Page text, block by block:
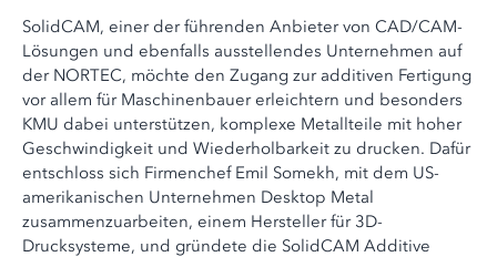
SolidCAM, einer der führenden Anbieter von CAD/CAM-
Lösungen und ebenfalls ausstellendes Unternehmen auf
der NORTEC, möchte den Zugang zur additiven Fertigung
vor allem für Maschinenbauer erleichtern und besonders
KMU dabei unterstützen, komplexe Metallteile mit hoher
Geschwindigkeit und Wiederholbarkeit zu drucken. Dafür
entschloss sich Firmenchef Emil Somekh, mit dem US-
amerikanischen Unternehmen Desktop Metal
zusammenzuarbeiten, einem Hersteller für 3D-
Drucksysteme, und gründete die SolidCAM Additive